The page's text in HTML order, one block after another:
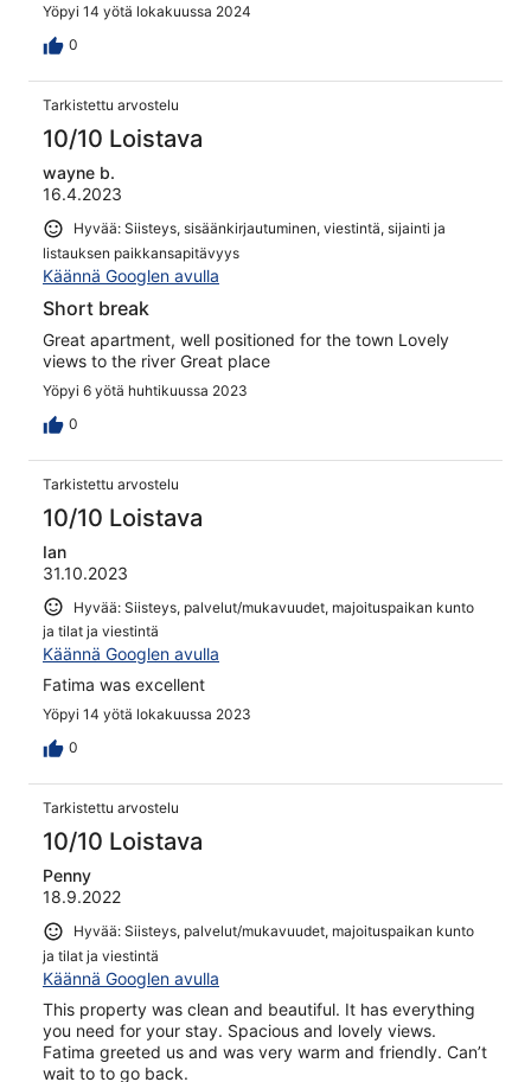
Yöpyi 14 yötä lokakuussa 2024
0
Tarkistettu arvostelu
10/10 Loistava
wayne b.
16.4.2023
Hyvää: Siisteys, sisäänkirjautuminen, viestintä, sijainti ja
listauksen paikkansapitävyys
Käännä Googlen avulla
Short break
Great apartment, well positioned for the town Lovely
views to the river Great place
Yöpyi 6 yötä huhtikuussa 2023
0
Tarkistettu arvostelu
10/10 Loistava
Ian
31.10.2023
Hyvää: Siisteys, palvelut/mukavuudet, majoituspaikan kunto
ja tilat ja viestintä
Käännä Googlen avulla
Fatima was excellent
Yöpyi 14 yötä lokakuussa 2023
0
Tarkistettu arvostelu
10/10 Loistava
Penny
18.9.2022
Hyvää: Siisteys, palvelut/mukavuudet, majoituspaikan kunto
ja tilat ja viestintä
Käännä Googlen avulla
This property was clean and beautiful. It has everything
you need for your stay. Spacious and lovely views.
Fatima greeted us and was very warm and friendly. Can’t
wait to to go back.